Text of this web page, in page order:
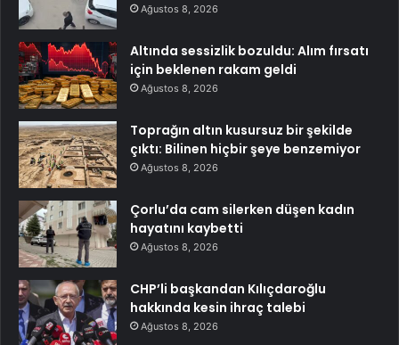
Ağustos 8, 2026
Altında sessizlik bozuldu: Alım fırsatı
için beklenen rakam geldi
Ağustos 8, 2026
Toprağın altın kusursuz bir şekilde
çıktı: Bilinen hiçbir şeye benzemiyor
Ağustos 8, 2026
Çorlu’da cam silerken düşen kadın
hayatını kaybetti
Ağustos 8, 2026
CHP’li başkandan Kılıçdaroğlu
hakkında kesin ihraç talebi
Ağustos 8, 2026